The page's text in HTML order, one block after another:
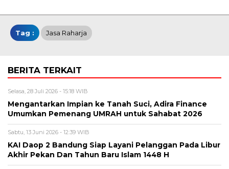
Tag : Jasa Raharja
BERITA TERKAIT
Selasa, 28 Juli 2026 - 15:18 WIB
Mengantarkan Impian ke Tanah Suci, Adira Finance
Umumkan Pemenang UMRAH untuk Sahabat 2026
Sabtu, 13 Juni 2026 - 12:39 WIB
KAI Daop 2 Bandung Siap Layani Pelanggan Pada Libur
Akhir Pekan Dan Tahun Baru Islam 1448 H